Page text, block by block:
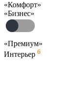
«Комфорт»
«Бизнес»
«Премиум»
Интерьер 6